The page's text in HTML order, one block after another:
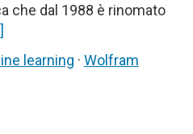
che dal 1988 è rinomato
learning · Wolfram